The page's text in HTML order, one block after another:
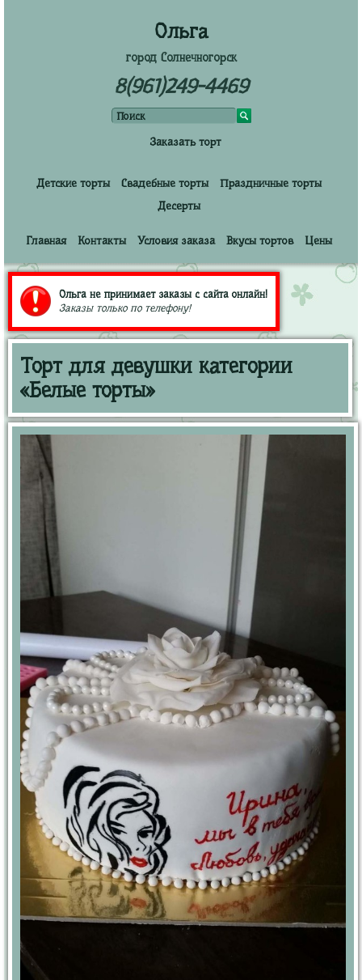
Ольга
город Солнечногорск
8(961)249-4469
Заказать торт
Детские торты Свадебные торты
Праздничные торты
Десерты
Главная Контакты Условия заказа Вкусы тортов Цены
Ольга не принимает заказы с сайта онлайн!
Заказы только по телефону!
Торт для девушки категории
«Белые торты»